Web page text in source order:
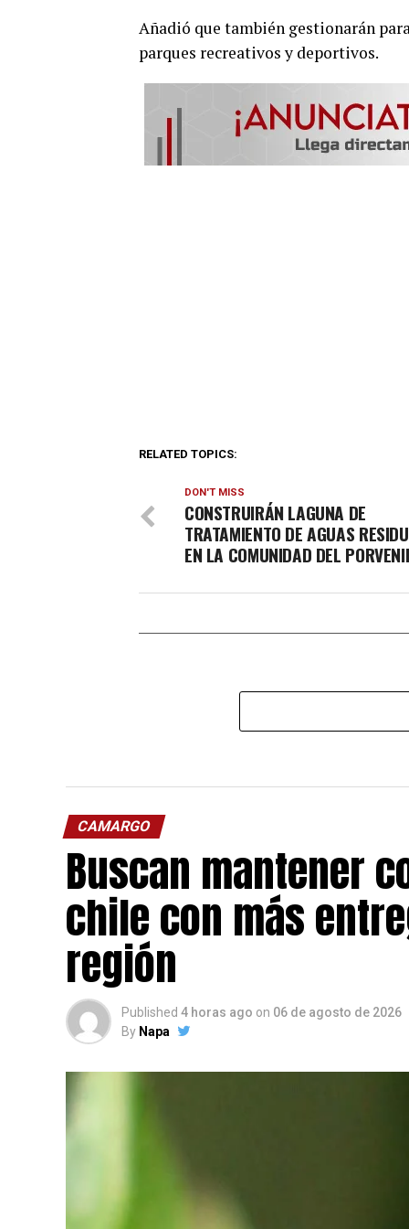
Añadió que también gestionarán
parques recreativos y deportivos.
RELATED TOPICS:
DON'T MISS
CONSTRUIRÁN LAGUNA DE
TRATAMIENTO DE AGUAS
EN LA COMUNIDAD DEL
CAMARGO
Buscan mantener
chile con más
región
Published 4 horas ago on 06 de agosto de 2026
By Napa